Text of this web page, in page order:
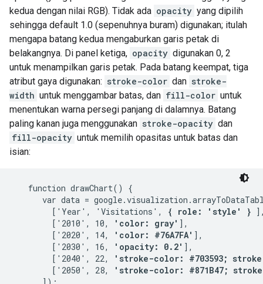
kedua dengan nilai RGB). Tidak ada opacity yang dipilih
sehingga default 1.0 (sepenuhnya buram) digunakan; itulah
mengapa batang kedua mengaburkan garis petak di
belakangnya. Di panel ketiga, opacity digunakan 0, 2
untuk menampilkan garis petak. Pada batang keempat, tiga
atribut gaya digunakan: stroke-color dan stroke-
width untuk menggambar batas, dan fill-color untuk
menentukan warna persegi panjang di dalamnya. Batang
paling kanan juga menggunakan stroke-opacity dan
fill-opacity untuk memilih opasitas untuk batas dan
isian:
   function drawChart() {
var data =
        ['Year', 'Visitations',
{ role: 'style' }
        ['2010', 10,
'color: gray' ],
        ['2020', 14,
'color: #76A7FA' ],
        ['2030', 16,
'opacity: 0.2' ],
        ['2040', 22,
'stroke-color: #703593;
        ['2050', 28,
'stroke-color: #871B47;